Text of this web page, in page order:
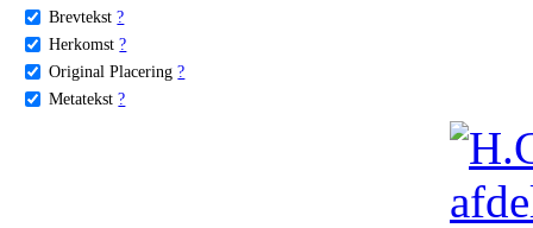
Brevtekst ?
Herkomst ?
Original Placering ?
Metatekst ?